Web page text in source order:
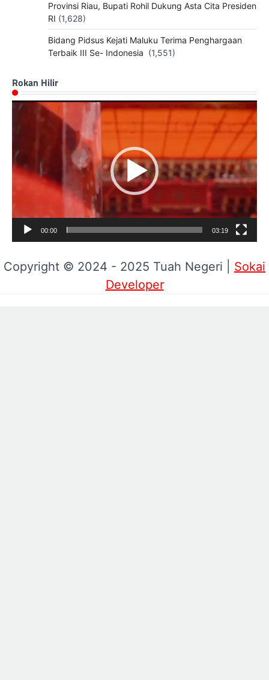
Provinsi Riau, Bupati Rohil Dukung Asta Cita Presiden
RI (1,628)
Bidang Pidsus Kejati Maluku Terima Penghargaan
Terbaik III Se- Indonesia (1,551)
Rokan Hilir
Pemutar
00:00 03:19
Copyright © 2024 - 2025 Tuah Negeri | Sokai
Developer